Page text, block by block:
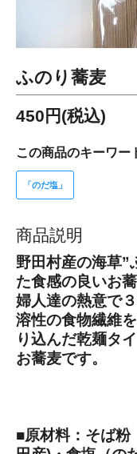
ふのり蕎麦
450円(税込)
この商品のキーワー
「のだ塩」
商品説明
野田村産の海草”
た食感の良いお
婦人達の熱意で
溶性の食物繊維
り込んだ乾麺タ
お蕎麦です。
■原材料：そば粉